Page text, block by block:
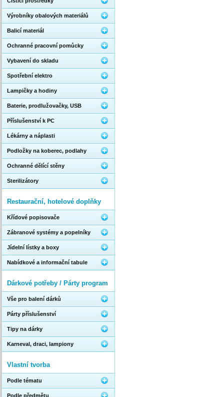
Výrobníky obalových materiálů
Balicí materiál
Ochranné pracovní pomůcky
Vybavení do skladu
Spotřební elektro
Lampičky a hodiny
Baterie, prodlužovačky, USB
Příslušenství k PC
Lékárny a náplasti
Podložky na koberec, podlahy
Ochranné dělící stěny
Sterilizátory
Restaurační, hotelové doplňky
Křídové popisovače
Zábranové systémy a popelníky
Jídelní lístky a boxy
Nabídkové a informační tabule
Dárkové potřeby / Párty program
Vše pro balení dárků
Párty příslušenství
Tipy na dárky
Karneval, draci, lampiony
Vlastní tvorba
Podle tématu
Podle předmětu